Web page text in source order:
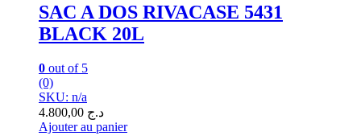
SAC A DOS RIVACASE 5431
BLACK 20L
0 out of 5
(0)
SKU: n/a
د.ج
Ajouter au panier